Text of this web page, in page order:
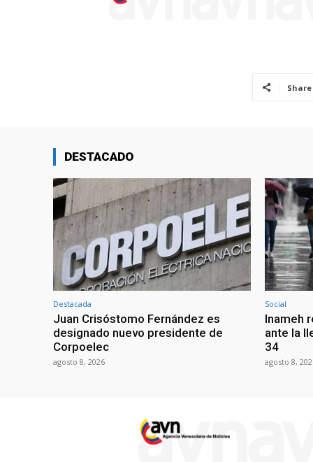
Share
DESTACADO
Destacada
Juan Crisóstomo Fernández es
designado nuevo presidente de
Corpoelec
agosto 8, 2026
Social
Inameh
ante la
34
agosto 8,